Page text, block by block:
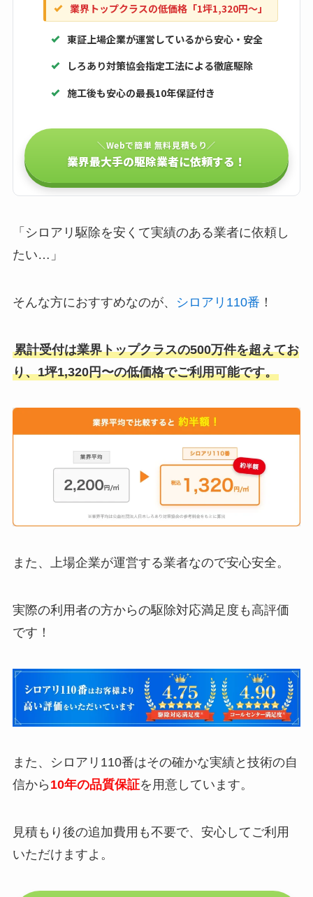
業界トップクラスの低価格「1坪1,320円〜」
東証上場企業が運営しているから安心・安全
しろあり対策協会指定工法による徹底駆除
施工後も安心の最長10年保証付き
＼Webで簡単 無料見積もり／
業界最大手の駆除業者に依頼する！
「シロアリ駆除を安くて実績のある業者に依頼し
たい…」
そんな方におすすめなのが、 シロアリ110番 ！
累計受付は業界トップクラスの500万件を超えてお
り、1坪1,320円〜の低価格でご利用可能です。
また、上場企業が運営する業者なので安心安全。
実際の利用者の方からの駆除対応満足度も高評価
です！
また、シロアリ110番はその確かな実績と技術の自
信から 10年の品質保証を用意しています。
見積もり後の追加費用も不要で、安心してご利用
いただけますよ。